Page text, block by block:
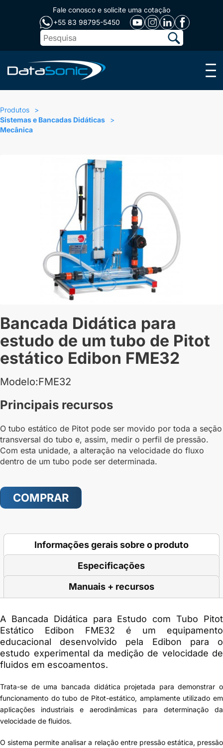
Fale conosco e solicite uma cotação
+55 83 98795-5450
Menu
Produtos
Sistemas e Bancadas Didáticas
Mecânica
Bancada Didática para
estudo de um tubo de Pitot
estático Edibon FME32
Modelo:FME32
Principais recursos
O tubo estático de Pitot pode ser movido por toda a seção
transversal do tubo e, assim, medir o perfil de pressão.
Com esta unidade, a alteração na velocidade do fluxo
dentro de um tubo pode ser determinada.
COMPRAR
Informações gerais sobre o produto
Especificações
Manuais + recursos
A Bancada Didática para Estudo com Tubo Pitot
Estático Edibon FME32
é um equipamento
educacional desenvolvido pela Edibon para o
estudo experimental da medição de velocidade de
fluidos em escoamentos.
Trata-se de uma bancada didática projetada para demonstrar o
funcionamento do tubo de Pitot-estático, amplamente utilizado em
aplicações industriais e aerodinâmicas para determinação da
velocidade de fluidos.
O sistema permite analisar a relação entre pressão estática, pressão